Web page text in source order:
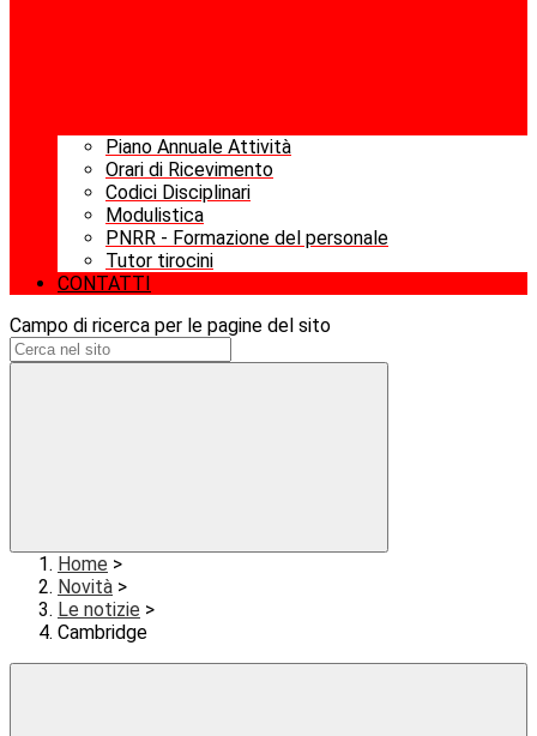
Piano Annuale Attività
Orari di Ricevimento
Codici Disciplinari
Modulistica
PNRR - Formazione del personale
Tutor tirocini
CONTATTI
Campo di ricerca per le pagine del sito
Home >
Novità >
Le notizie >
Cambridge